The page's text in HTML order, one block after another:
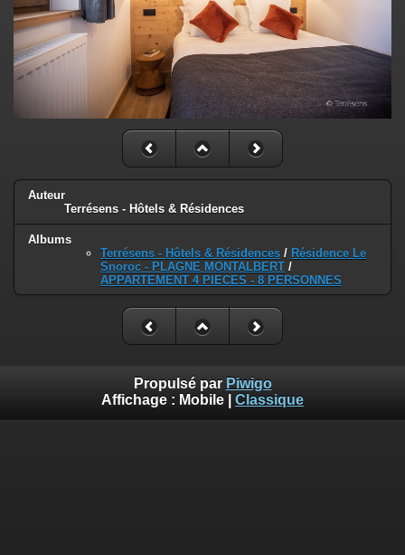
Auteur
Terrésens - Hôtels & Résidences
Albums
Terrésens - Hôtels & Résidences / Résidence Le
Snoroc - PLAGNE MONTALBERT /
APPARTEMENT 4 PIECES - 8 PERSONNES
Propulsé par Piwigo
Affichage : Mobile Classique